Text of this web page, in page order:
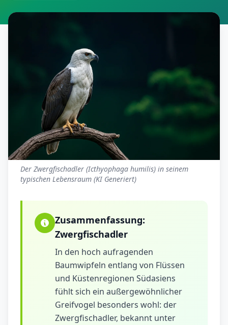
Der Zwergfischadler (Icthyophaga humilis) in seinem
typischen Lebensraum (KI Generiert)
Zusammenfassung:
Zwergfischadler
In den hoch aufragenden
Baumwipfeln entlang von Flüssen
und Küstenregionen Südasiens
fühlt sich ein außergewöhnlicher
Greifvogel besonders wohl: der
Zwergfischadler, bekannt unter